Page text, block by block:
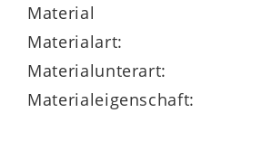
Material
Materialart:
Materialunterart:
Materialeigenschaft: